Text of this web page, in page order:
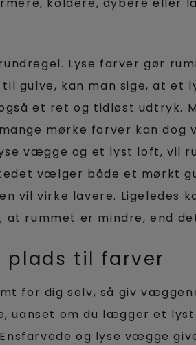
Lyse farver gør
gulve, kan man sige, at et
et ret og tidløst udtryk.
mørke farver kan dog
vægge og et lyst loft, vil
vælger både et mørkt
vil virke lavere. Ligeledes
at rummet er mindre, end
plads til farver
for dig selv, så giv
uanset om du lægger et
og lyse vægge